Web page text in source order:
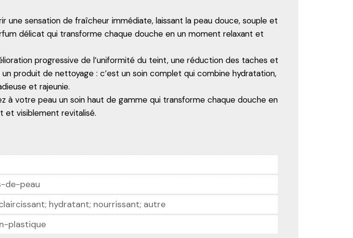
sensation de fraîcheur immédiate, laissant la peau douce, souple et
délicat qui transforme chaque douche en un moment relaxant et
progressive de l’uniformité du teint, une réduction des taches et
produit de nettoyage : c’est un soin complet qui combine hydratation,
et rajeunie.
à votre peau un soin haut de gamme qui transforme chaque douche en
visiblement revitalisé.
de-peau
hydratant; nourrissant; autre
plastique